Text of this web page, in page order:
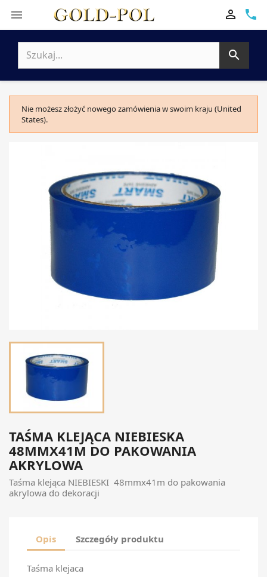
 phone


Nie możesz złożyć nowego zamówienia w swoim kraju (United
States).
TAŚMA KLEJĄCA NIEBIESKA
48MMX41M DO PAKOWANIA
AKRYLOWA
Taśma klejąca NIEBIESKI 48mmx41m do pakowania
akrylowa do dekoracji
Opis Szczegóły produktu
Taśma klejaca